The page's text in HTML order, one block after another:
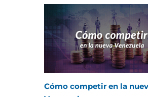
Cómo competir en la